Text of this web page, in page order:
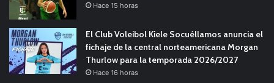
Hace 15 horas
El Club Voleibol Kiele Socuéllamos anuncia el
fichaje de la central norteamericana Morgan
Thurlow para la temporada 2026/2027
Hace 16 horas